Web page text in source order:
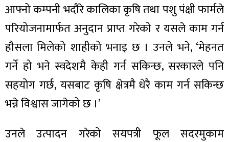
आफ्नो कम्पनी भदौरे कालिका कृषि तथा पशु पंक्षी फार्मले
परियोजनामार्फत अनुदान प्राप्त गरेको र यसले काम गर्न
हौसला मिलेको शाहीको भनाइ छ । उनले भने, ‘मेहनत
गर्ने हो भने स्वदेशमै केही गर्न सकिन्छ, सरकारले पनि
सहयोग गर्छ, यसबाट कृषि क्षेत्रमै धेरै काम गर्न सकिन्छ
भन्ने विश्वास जागेको छ ।’
उनले उत्पादन गरेको सयपत्री फूल सदरमुकाम